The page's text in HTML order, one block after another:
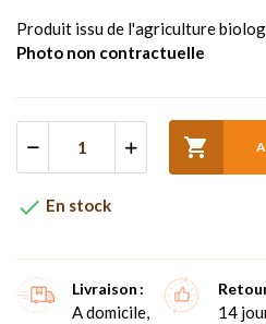
Produit issu de l'agriculture
Photo non contractuelle

 En stock
Livraison
A domicile,
14